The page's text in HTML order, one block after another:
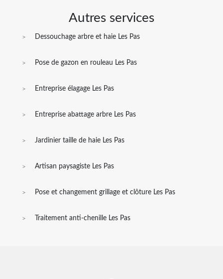
Autres services
Dessouchage arbre et haie Les Pas
Pose de gazon en rouleau Les Pas
Entreprise élagage Les Pas
Entreprise abattage arbre Les Pas
Jardinier taille de haie Les Pas
Artisan paysagiste Les Pas
Pose et changement grillage et clôture Les Pas
Traitement anti-chenille Les Pas